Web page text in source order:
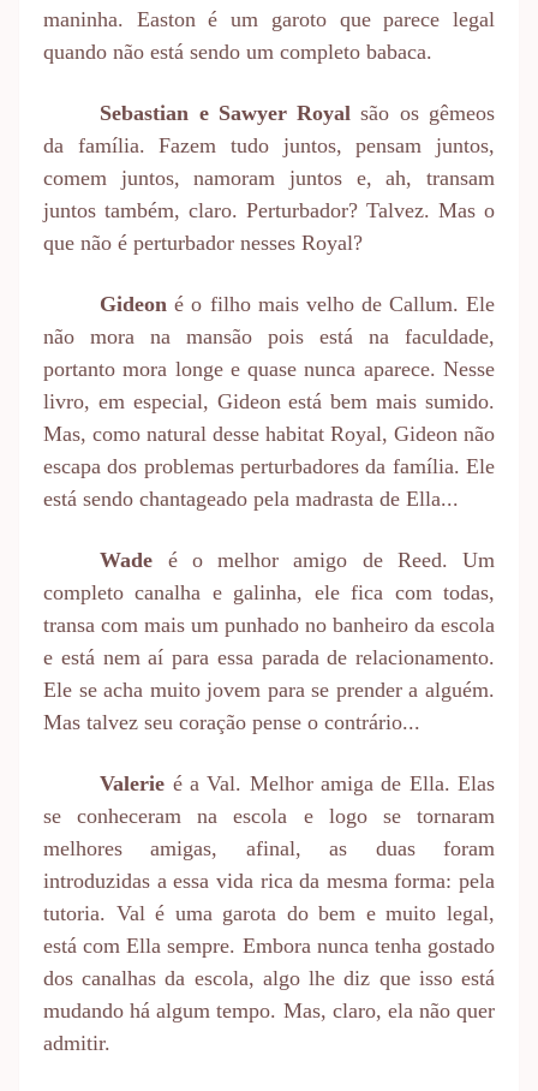
maninha. Easton é um garoto que parece legal
quando não está sendo um completo babaca.
Sebastian e Sawyer Royal são os gêmeos
da família. Fazem tudo juntos, pensam juntos,
comem juntos, namoram juntos e, ah, transam
juntos também, claro. Perturbador? Talvez. Mas o
que não é perturbador nesses Royal?
Gideoné o filho mais velho de Callum. Ele
não mora na mansão pois está na faculdade,
portanto mora longe e quase nunca aparece. Nesse
livro, em especial, Gideon está bem mais sumido.
Mas, como natural desse habitat Royal, Gideon não
escapa dos problemas perturbadores da família. Ele
está sendo chantageado pela madrasta de Ella...
Wade é o melhor amigo de Reed. Um
completo canalha e galinha, ele fica com todas,
transa com mais um punhado no banheiro da escola
e está nem aí para essa parada de relacionamento.
Ele se acha muito jovem para se prender a alguém.
Mas talvez seu coração pense o contrário...
Valerie é a Val. Melhor amiga de Ella. Elas
se conheceram na escola e logo se tornaram
melhores amigas, afinal, as duas foram
introduzidas a essa vida rica da mesma forma: pela
tutoria. Val é uma garota do bem e muito legal,
está com Ella sempre. Embora nunca tenha gostado
dos canalhas da escola, algo lhe diz que isso está
mudando há algum tempo. Mas, claro, ela não quer
admitir.